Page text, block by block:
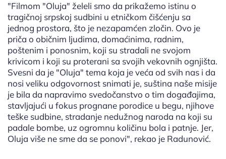
"Filmom "Oluja" želeli smo da prikažemo istinu o
tragičnoj srpskoj sudbini u etničkom čišćenju sa
jednog prostora, što je nezapamćen zločin. Ovo je
priča o običnim ljudima, domaćinima, radnim,
poštenim i ponosnim, koji su stradali ne svojom
krivicom i koji su proterani sa svojih vekovnih ognjišta.
Svesni da je "Oluja" tema koja je veća od svih nas i da
nosi veliku odgovornost snimati je, suština naše misije
je bila da napravimo svedočanstvo o tim događajima,
stavljajući u fokus prognane porodice u begu, njihove
teške sudbine, stradanje nedužnog naroda na koji su
padale bombe, uz ogromnu količinu bola i patnje. Jer,
Oluja više ne sme da se ponovi", rekao je Radunović.